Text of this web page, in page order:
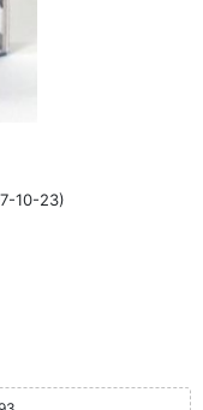
10-23)